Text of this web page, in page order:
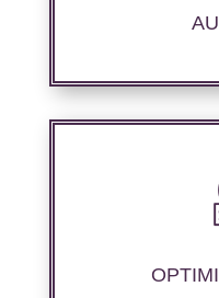
Nous proposons
technique de site